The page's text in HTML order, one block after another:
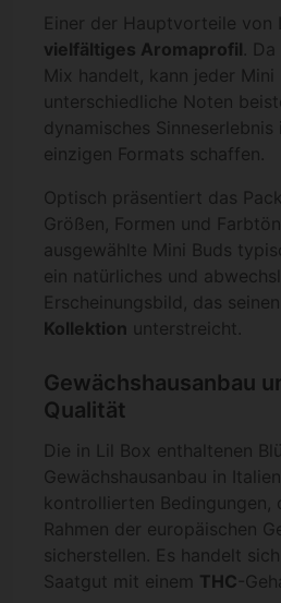
Einer der Hauptvorteile von
vielfältiges Aromaprofil .
Mix handelt, kann jeder Mini
unterschiedliche Noten
dynamisches Sinneserlebnis
einzigen Formats schaffen.
Optisch präsentiert das
Größen, Formen und
ausgewählte Mini Buds
ein natürliches und
Erscheinungsbild, das
Kollektion unterstreicht.
Gewächshausanbau
Qualität
Die in Lil Box enthaltenen
Gewächshausanbau in
kontrollierten Bedingungen,
Rahmen der europäischen
sicherstellen. Es handelt
Saatgut mit einem THC -